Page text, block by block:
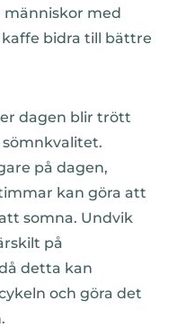
människor med
bidra till bättre
dagen blir trött
på dagen,
kan göra att
somna. Undvik
på
detta kan
och göra det